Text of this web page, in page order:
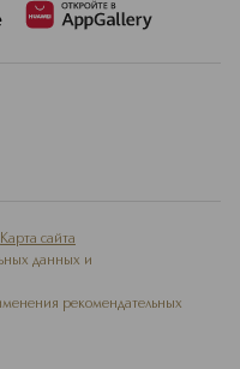
Карта сайта
данных и
рекомендательных